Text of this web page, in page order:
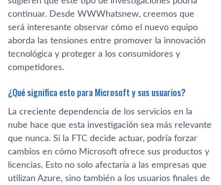
continuar. Desde WWWhatsnew, creemos que
será interesante observar cómo el nuevo equipo
aborda las tensiones entre promover la innovación
tecnológica y proteger a los consumidores y
competidores.
¿Qué significa esto para Microsoft y sus usuarios?
La creciente dependencia de los servicios en la
nube hace que esta investigación sea más relevante
que nunca. Si la FTC decide actuar, podría forzar
cambios en cómo Microsoft ofrece sus productos y
licencias. Esto no solo afectaría a las empresas que
utilizan Azure, sino también a los usuarios finales de